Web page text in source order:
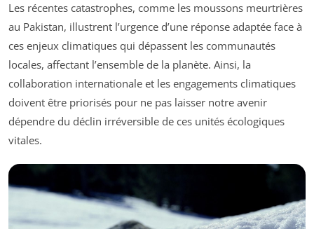
Les récentes catastrophes, comme les moussons meurtrières
au Pakistan, illustrent l’urgence d’une réponse adaptée face à
ces enjeux climatiques qui dépassent les communautés
locales, affectant l’ensemble de la planète. Ainsi, la
collaboration internationale et les engagements climatiques
doivent être priorisés pour ne pas laisser notre avenir
dépendre du déclin irréversible de ces unités écologiques
vitales.